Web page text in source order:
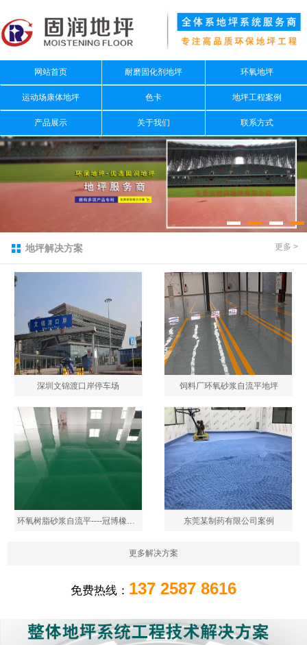
网站首页 耐磨固化剂地坪 环氧地坪
运动场康体地坪 色卡 地坪工程案例
产品展示 关于我们 联系方式
1 2
 地坪解决方案 更多 >
深圳文锦渡口岸停车场 饲料厂环氧砂浆自流平地坪
东莞某制药有限公司案例
更多解决方案
免费热线： 137 2587 8616